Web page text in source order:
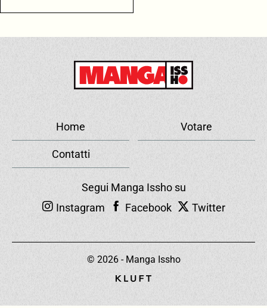
Home Votare
Contatti
Segui Manga Issho su
Instagram
Facebook Twitter
© 2026 - Manga Issho